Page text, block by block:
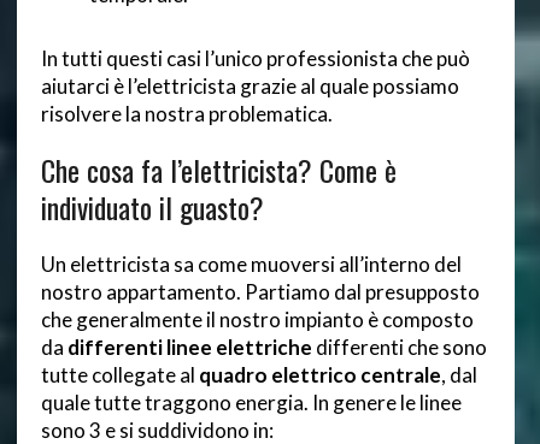
In tutti questi casi l’unico professionista che può
aiutarci è l’elettricista grazie al quale possiamo
risolvere la nostra problematica.
Che cosa fa l’elettricista? Come è
individuato il guasto?
Un elettricista sa come muoversi all’interno del
nostro appartamento. Partiamo dal presupposto
che generalmente il nostro impianto è composto
da differenti linee elettriche differenti che sono
tutte collegate al quadro elettrico centrale, dal
quale tutte traggono energia. In genere le linee
sono 3 e si suddividono in: